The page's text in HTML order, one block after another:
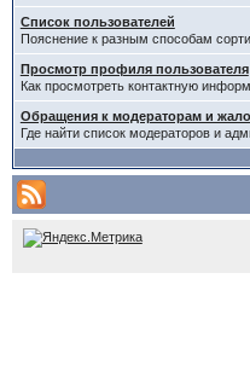
Список пользователей
Пояснение к разным способам
Просмотр профиля пользователя
Как просмотреть контактную
Обращения к модераторам и
Где найти список модераторов и